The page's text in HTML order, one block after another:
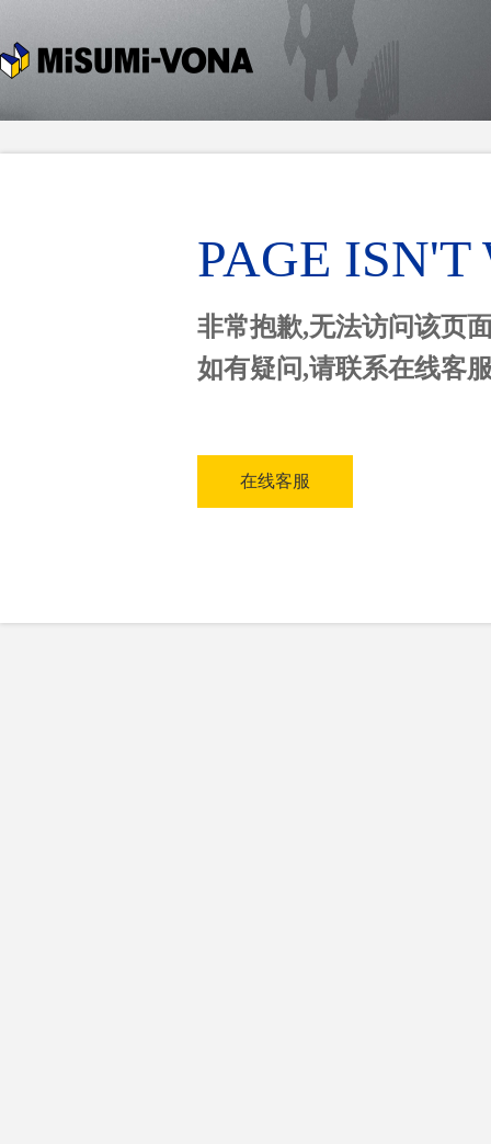
PAGE
非常抱歉,无法访问该页
如有疑问,请联系在线客
在线客服